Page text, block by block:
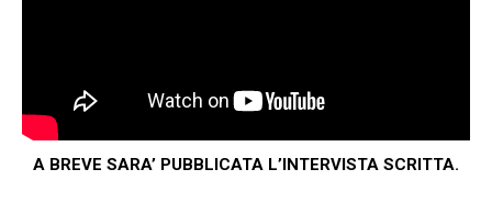
A BREVE SARA’ PUBBLICATA L’INTERVISTA SCRITTA.